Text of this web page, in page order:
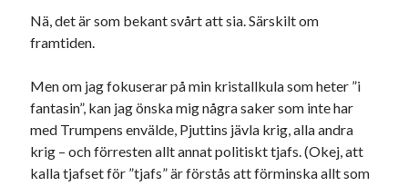
Nä, det är som bekant svårt att sia. Särskilt om
framtiden.
Men om jag fokuserar på min kristallkula som heter ”i
fantasin”, kan jag önska mig några saker som inte har
med Trumpens envälde, Pjuttins jävla krig, alla andra
krig – och förresten allt annat politiskt tjafs. (Okej, att
kalla tjafset för ”tjafs” är förstås att förminska allt som